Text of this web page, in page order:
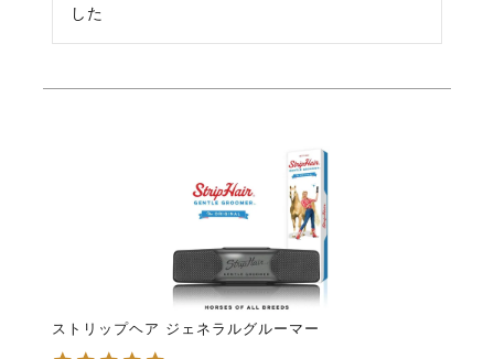
した
ストリップヘア ジェネラルグルーマー